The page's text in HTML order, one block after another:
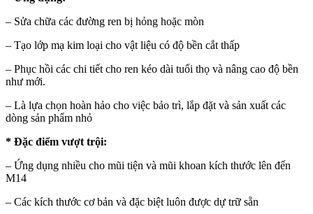
– Sửa chữa các đường ren bị hỏng hoặc mòn
– Tạo lớp mạ kim loại cho vật liệu có độ bền cắt thấp
– Phục hồi các chi tiết cho ren kéo dài tuổi thọ và nâng cao độ bền
như mới.
– Là lựa chọn hoàn hảo cho việc bảo trì, lắp đặt và sản xuất các
dòng sản phẩm nhỏ
* Đặc điểm vượt trội:
– Ứng dụng nhiều cho mũi tiện và mũi khoan kích thước lên đến
M14
– Các kích thước cơ bản và đặc biệt luôn được dự trữ sẵn